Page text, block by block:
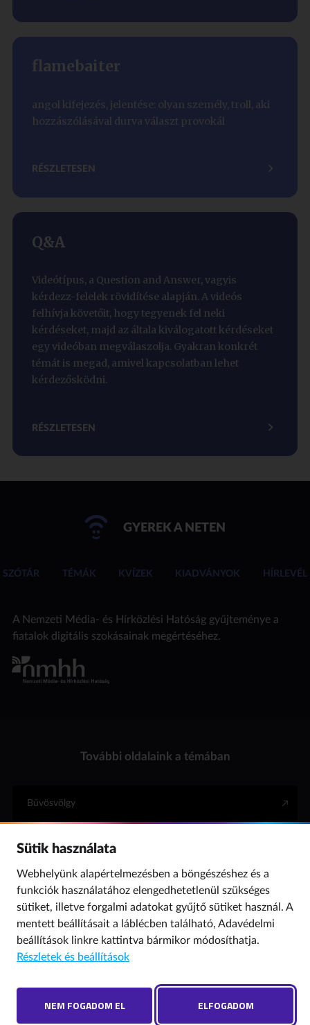
flamebaiter
angol kifejezés, jelentése: olyan személy, troll, aki
hozzászólásával durva választ provokál
RÉSZLETESEN
Q&A
Videótípus, a Question and Answer, vagyis
kérdezz-felelek rövidítése alapján. A videós
felhívja követőit, hogy tegyenek fel neki
kérdéseket, majd az általa kiválogatott kérdéseket
egy videóban megválaszolja. Gyakran konkrét
témát is megad, amivel kapcsolatban lehet
kérdezősködni.
RÉSZLETESEN
GYEREK A NETEN
SZÓTÁR TÉMÁK KVÍZEK KIADVÁNYOK HÍRLEVÉL
A Nemzeti Média- és Hírközlési Hatóság gyűjteménye a
fiatalok digitális szokásainak megértéséhez.
További oldalaink a témában
Bűvösvölgy
Internet Hotline
Para (gyermekvédelem)
© 2019 NMHH Minden jog fenntartva. | Tárhelyszolgáltató: Nemzeti Média- és
Sütik használata
Webhelyünk alapértelmezésben a böngészéshez és a
funkciók használatához elengedhetetlenül szükséges
sütiket, illetve forgalmi adatokat gyűjtő sütiket használ. A
mentett beállításait a láblécben található, Adavédelmi
beállítások linkre kattintva bármikor módosíthatja.
Részletek és beállítások
NEM FOGADOM EL ELFOGADOM